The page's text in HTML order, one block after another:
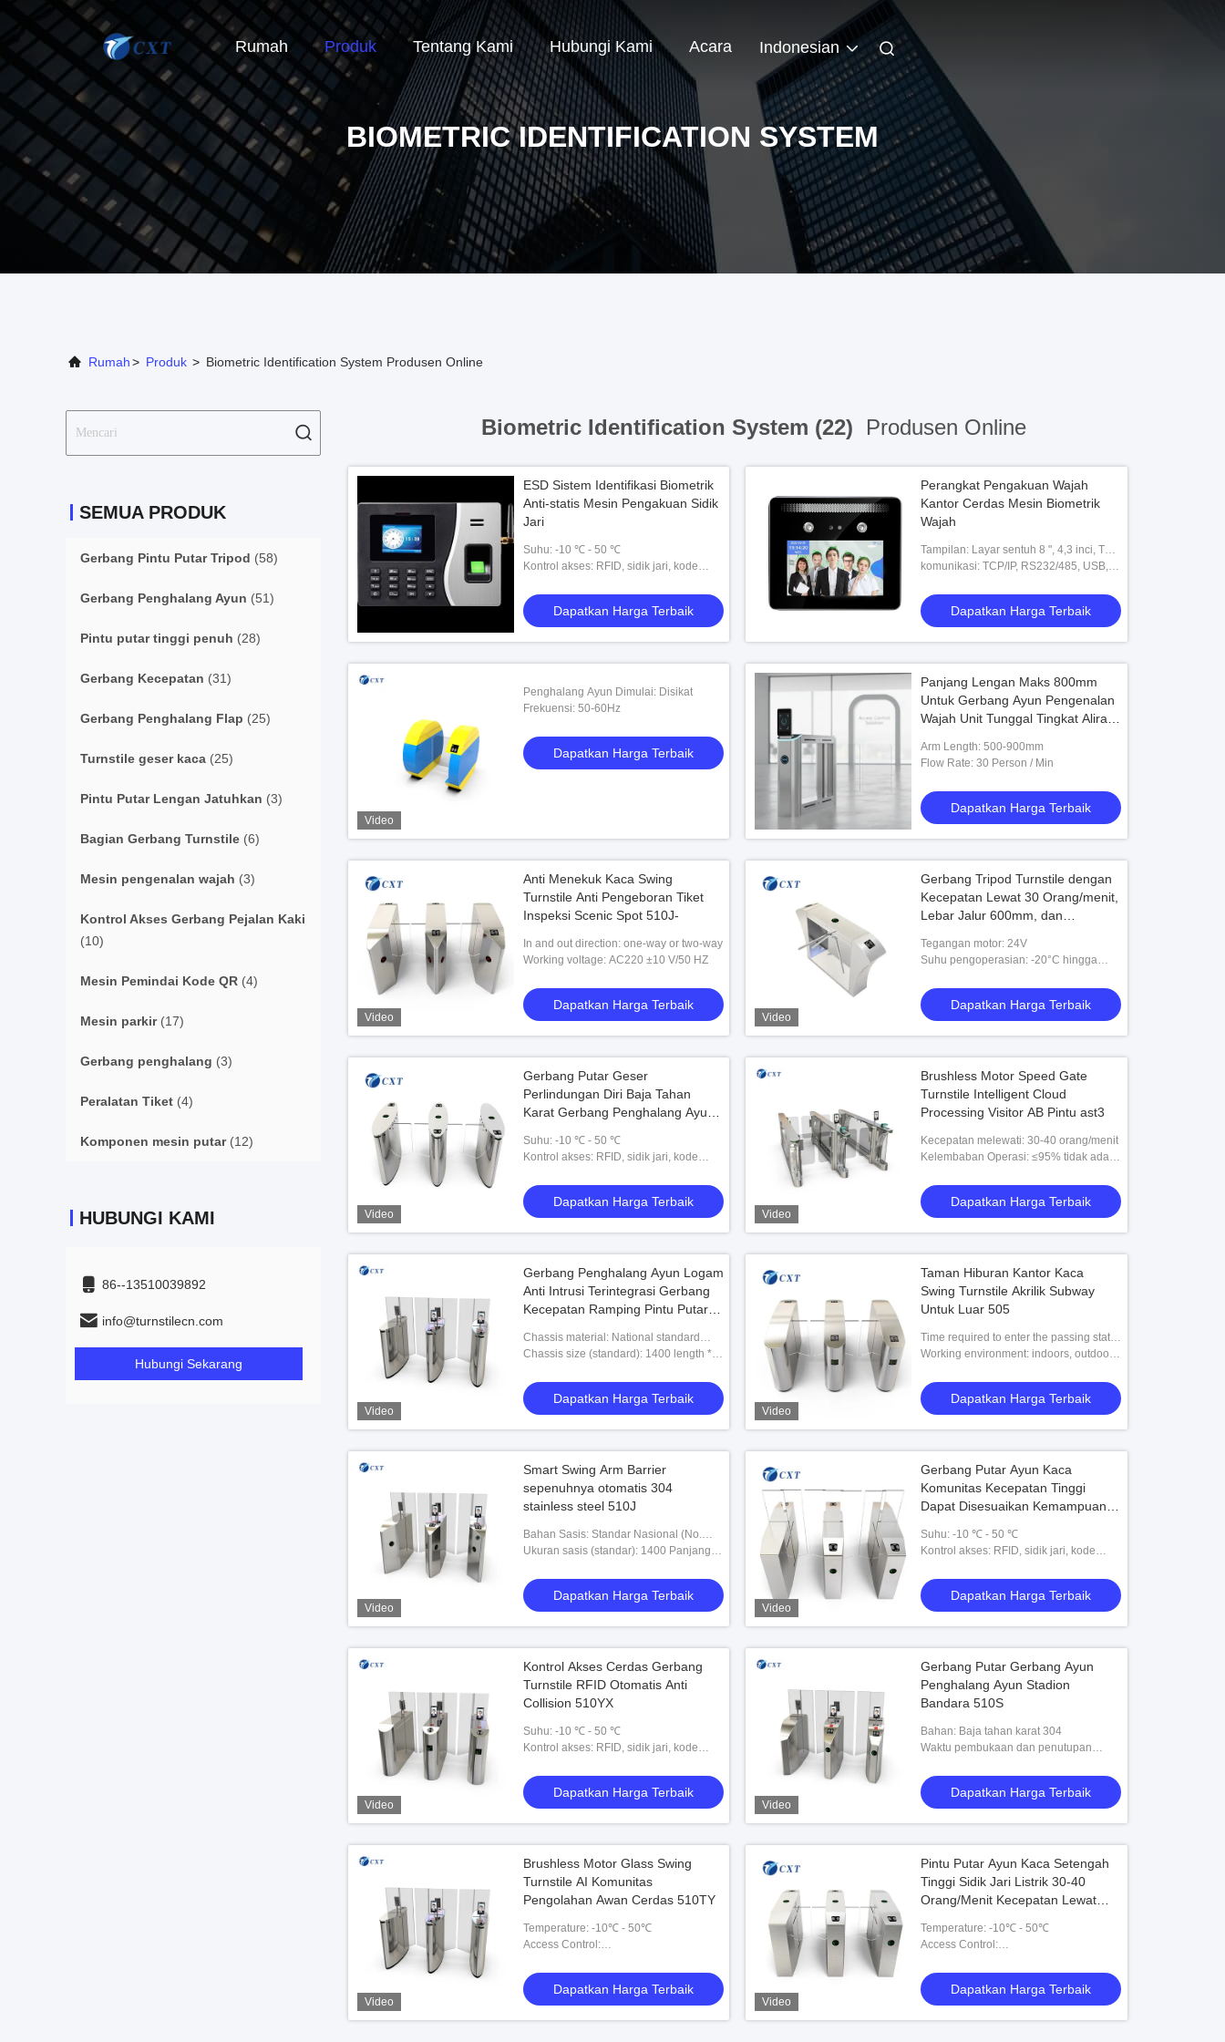
Rumah Produk Tentang Kami Hubungi Kami Acara Indonesian
BIOMETRIC IDENTIFICATION SYSTEM
Rumah> Produk > Biometric Identification System Produsen Online
SEMUA PRODUK
Gerbang Pintu Putar Tripod (58)
Gerbang Penghalang Ayun (51)
Pintu putar tinggi penuh (28)
Gerbang Kecepatan (31)
Gerbang Penghalang Flap (25)
Turnstile geser kaca (25)
Pintu Putar Lengan Jatuhkan (3)
Bagian Gerbang Turnstile (6)
Mesin pengenalan wajah (3)
Kontrol Akses Gerbang Pejalan Kaki
(10)
Mesin Pemindai Kode QR (4)
Mesin parkir(17)
Gerbang penghalang (3)
Peralatan Tiket (4)
Komponen mesin putar(12)
HUBUNGI KAMI
86--13510039892
info@turnstilecn.com
Hubungi Sekarang
Biometric Identification System (22) Produsen Online
ESD Sistem Identifikasi Biometrik
Anti-statis Mesin Pengakuan Sidik
Jari
Suhu: -10 ℃ - 50 ℃
Kontrol akses: RFID, sidik jari, kode
Dapatkan Harga Terbaik
Perangkat Pengakuan Wajah
Kantor Cerdas Mesin Biometrik
Wajah
Tampilan: Layar sentuh 8 ", 4,3 inci, TFT
1280*800,2.8 TFT Layar Warna LCD,
komunikasi: TCP/IP, RS232/485, USB,
Dapatkan Harga Terbaik
Video
Penghalang Ayun Dimulai: Disikat
Frekuensi: 50-60Hz
Dapatkan Harga Terbaik
Panjang Lengan Maks 800mm
Untuk Gerbang Ayun Pengenalan
Wajah Unit Tunggal Tingkat Aliran
Ideal
Arm Length: 500-900mm
Flow Rate: 30 Person / Min
Dapatkan Harga Terbaik
Video
Anti Menekuk Kaca Swing
Turnstile Anti Pengeboran Tiket
Inspeksi Scenic Spot 510J-
In and out direction: one-way or two-way
Working voltage: AC220 ±10 V/50 HZ
Dapatkan Harga Terbaik
Video
Gerbang Tripod Turnstile dengan
Kecepatan Lewat 30 Orang/menit,
Lebar Jalur 600mm, dan
Kontrol Akses yang Efisien
Tegangan motor: 24V
Suhu pengoperasian: -20°C hingga
Dapatkan Harga Terbaik
Video
Gerbang Putar Geser
Perlindungan Diri Baja Tahan
Karat Gerbang Penghalang Ayun
Suhu: -10 ℃ - 50 ℃
Kontrol akses: RFID, sidik jari, kode
Dapatkan Harga Terbaik
Video
Brushless Motor Speed Gate
Turnstile Intelligent Cloud
Processing Visitor AB Pintu ast3
Kecepatan melewati: 30-40 orang/menit
Kelembaban Operasi: ≤95% tidak ada
Dapatkan Harga Terbaik
Video
Gerbang Penghalang Ayun Logam
Anti Intrusi Terintegrasi Gerbang
Kecepatan Ramping Pintu Putar
Chassis material: National standard
(304) stainless steel, thickness 1.2-
Chassis size (standard): 1400 length *
Dapatkan Harga Terbaik
Video
Taman Hiburan Kantor Kaca
Swing Turnstile Akrilik Subway
Untuk Luar 505
Time required to enter the passing state
after power-on: 3 seconds
Working environment: indoors, outdoors
Dapatkan Harga Terbaik
Video
Smart Swing Arm Barrier
sepenuhnya otomatis 304
stainless steel 510J
Bahan Sasis: Standar Nasional (No.
304) Stainless Steel, Ketebalan 1.2-
Ukuran sasis (standar): 1400 Panjang *
Dapatkan Harga Terbaik
Video
Gerbang Putar Ayun Kaca
Komunitas Kecepatan Tinggi
Dapat Disesuaikan Kemampuan
Suhu: -10 ℃ - 50 ℃
Kontrol akses: RFID, sidik jari, kode
Dapatkan Harga Terbaik
Video
Kontrol Akses Cerdas Gerbang
Turnstile RFID Otomatis Anti
Collision 510YX
Suhu: -10 ℃ - 50 ℃
Kontrol akses: RFID, sidik jari, kode
Dapatkan Harga Terbaik
Video
Gerbang Putar Gerbang Ayun
Penghalang Ayun Stadion
Bandara 510S
Bahan: Baja tahan karat 304
Waktu pembukaan dan penutupan
Dapatkan Harga Terbaik
Video
Brushless Motor Glass Swing
Turnstile AI Komunitas
Pengolahan Awan Cerdas 510TY
Temperature: -10℃ - 50℃
Access Control:
Dapatkan Harga Terbaik
Video
Pintu Putar Ayun Kaca Setengah
Tinggi Sidik Jari Listrik 30-40
Orang/Menit Kecepatan Lewat
Temperature: -10℃ - 50℃
Access Control:
Dapatkan Harga Terbaik